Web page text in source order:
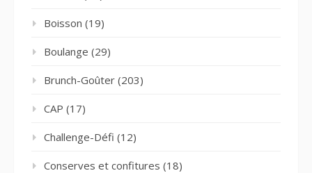
Boisson (19)
Boulange (29)
Brunch-Goûter (203)
CAP (17)
Challenge-Défi (12)
Conserves et confitures (18)